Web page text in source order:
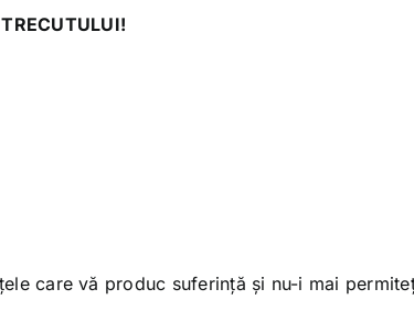
care vă produc suferință și nu-i mai